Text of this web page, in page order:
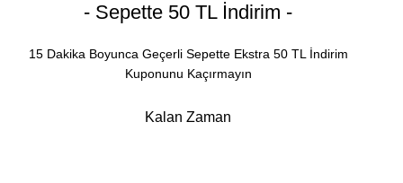
- Sepette 50 TL İndirim -
15 Dakika Boyunca Geçerli Sepette Ekstra 50 TL İndirim
Kuponunu Kaçırmayın
Kalan Zaman